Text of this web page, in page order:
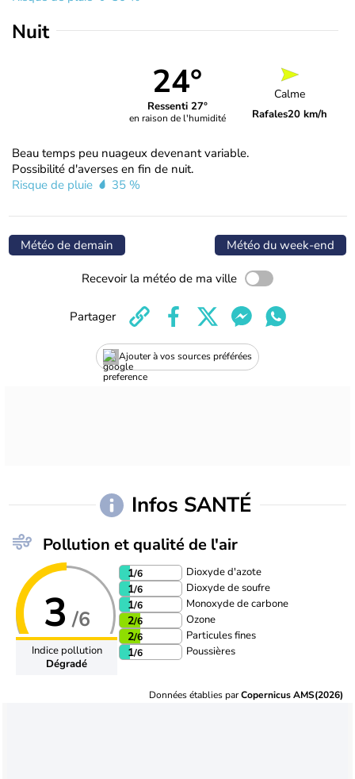
Nuit
24°
Ressenti 27°
en raison de l'humidité
Calme
Rafales20 km/h
Beau temps peu nuageux devenant variable.
Possibilité d'averses en fin de nuit.
Risque de pluie
35 %
Météo de demain Météo du week-end
Recevoir la météo de ma ville
Ajouter à vos sources préférées
Partager
Infos SANTÉ
Pollution et qualité de l'air
3 /6
Indice pollution
Dégradé
1/6 Dioxyde d'azote
1/6 Dioxyde de soufre
1/6 Monoxyde de carbone
2/6 Ozone
2/6 Particules fines
1/6 Poussières
Données établies parCopernicus AMS(2026)